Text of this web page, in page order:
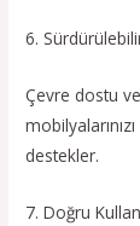
6.
Çevre dostu
destekler.
7. Doğru